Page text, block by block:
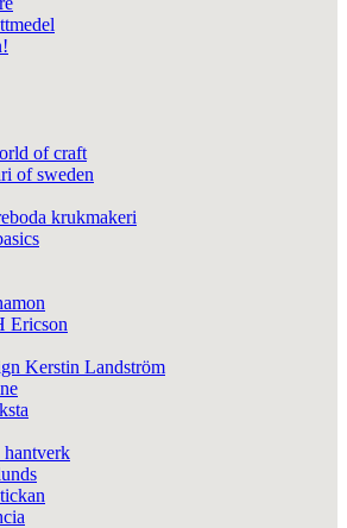
of craft
of sweden
krukmakeri
Ericson
Kerstin Landström
hantverk